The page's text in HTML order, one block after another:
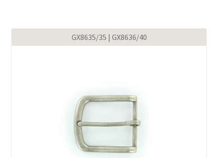
GX8635/35 | GX8636/40